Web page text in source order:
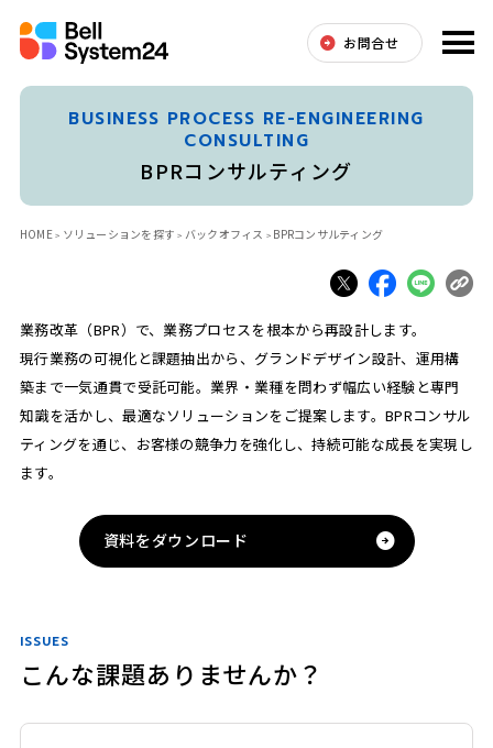
お問合せ
BUSINESS PROCESS RE-ENGINEERING
CONSULTING
BPRコンサルティング
HOME ソリューションを探す バックオフィス BPRコンサルティング
業務改革（BPR）で、業務プロセスを根本から再設計します。
現行業務の可視化と課題抽出から、グランドデザイン設計、運用構
築まで一気通貫で受託可能。業界・業種を問わず幅広い経験と専門
知識を活かし、最適なソリューションをご提案します。BPRコンサル
ティングを通じ、お客様の競争力を強化し、持続可能な成長を実現し
ます。
資料をダウンロード
ISSUES
こんな課題ありませんか？